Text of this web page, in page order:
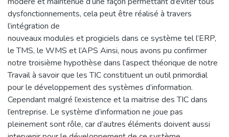
dysfonctionnements, cela peut être réalisé à travers
l’intégration de
nouveaux modules et progiciels dans ce système tel l’ERP,
le TMS, le WMS et l’APS Ainsi, nous avons pu confirmer
notre troisième hypothèse dans l’aspect théorique de notre
Travail à savoir que les TIC constituent un outil primordial
pour le développement des systèmes d’information.
Cependant malgré l’existence et la maitrise des TIC dans
l’entreprise. Le système d’information ne joue pas
pleinement sont rôle, car d’autres éléments doivent aussi